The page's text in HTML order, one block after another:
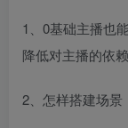
1、0基础主播也
降低对主播的依
2、怎样搭建场景